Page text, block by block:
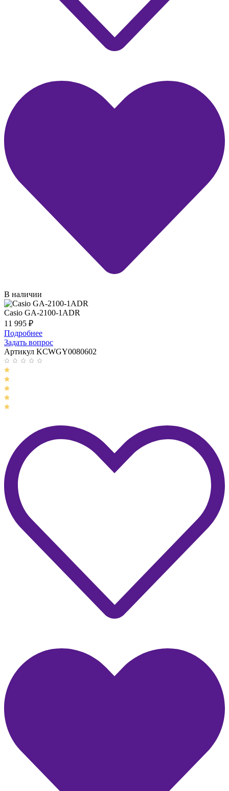
В наличии
Casio GA-2100-1ADR
11 995 ₽
Подробнее
Задать вопрос
Артикул KCWGY0080602